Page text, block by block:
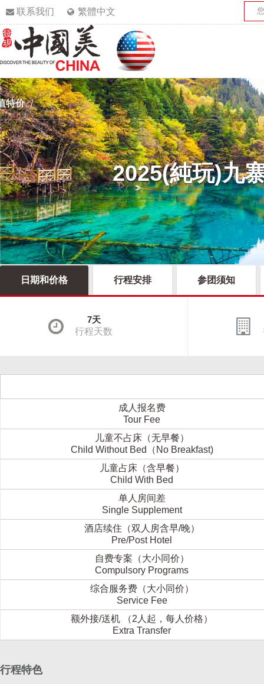
联系我们 繁體中文
特价 /
2025(純玩)九
日期和价格 行程安排 参团须知
7天
行程天数
成人报名费
Tour Fee
儿童不占床（无早餐）
Child Without Bed（No Breakfast)
儿童占床（含早餐）
Child With Bed
单人房间差
Single Supplement
酒店续住（双人房含早/晚）
Pre/Post Hotel
自费专案（大小同价）
Compulsory Programs
综合服务费（大小同价）
Service Fee
额外接/送机 （2人起，每人价格）
Extra Transfer
行程特色